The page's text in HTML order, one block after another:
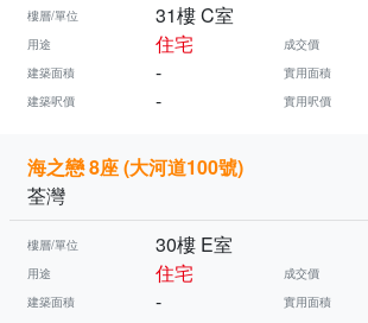
樓層/單位 31樓 C室
用途 住宅 成交價
建築面積 - 實用面積
建築呎價 - 實用呎價
海之戀 8座 (大河道100號)
荃灣
樓層/單位 30樓 E室
用途 住宅 成交價
建築面積 - 實用面積